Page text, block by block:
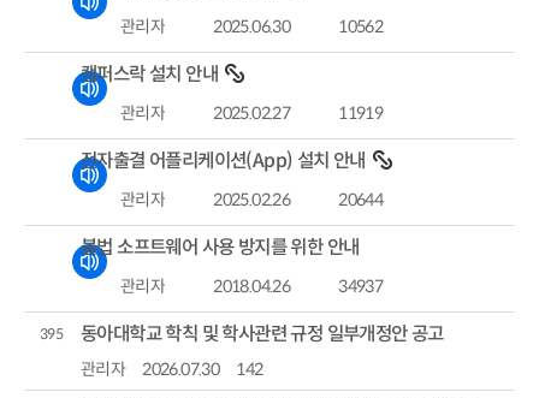
관리자 2025.06.30 10562
캠퍼스락 설치 안내
관리자 2025.02.27 11919
전자출결 어플리케이션(App) 설치 안내
관리자 2025.02.26 20644
불법 소프트웨어 사용 방지를 위한 안내
관리자 2018.04.26 34937
395 동아대학교 학칙 및 학사관련 규정 일부개정안 공고
관리자 2026.07.30 142